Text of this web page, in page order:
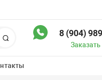
Поиск 8 (904)